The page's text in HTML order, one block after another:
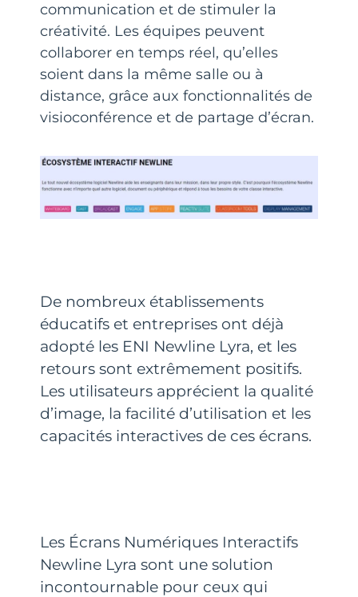
communication et de stimuler la
créativité. Les équipes peuvent
collaborer en temps réel, qu’elles
soient dans la même salle ou à
distance, grâce aux fonctionnalités de
visioconférence et de partage d’écran.
De nombreux établissements
éducatifs et entreprises ont déjà
adopté les ENI Newline Lyra, et les
retours sont extrêmement positifs.
Les utilisateurs apprécient la qualité
d’image, la facilité d’utilisation et les
capacités interactives de ces écrans.
Les Écrans Numériques Interactifs
Newline Lyra sont une solution
incontournable pour ceux qui